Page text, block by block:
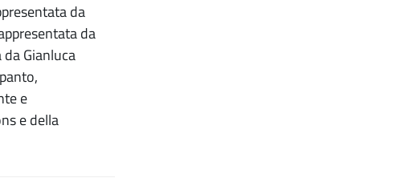
da
da
Gianluca
e
e della